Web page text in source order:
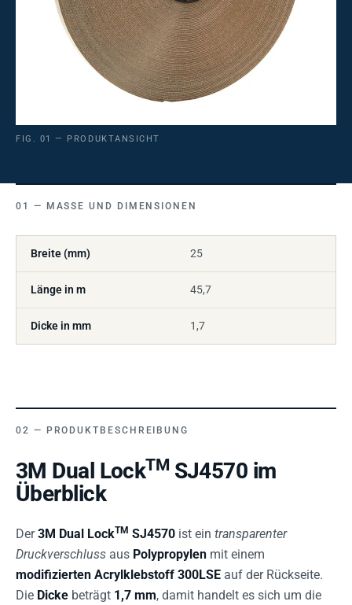
FIG. 01 — PRODUKTANSICHT
MASSE UND DIMENSIONEN
Breite (mm) 25
Länge in m 45,7
Dicke in mm 1,7
PRODUKTBESCHREIBUNG
3M Dual LockTM SJ4570 im
Überblick
Der3M Dual LockTM SJ4570 ist ein transparenter
Druckverschluss aus Polypropylen mit einem
modifizierten Acrylklebstoff 300LSE auf der Rückseite.
Die Dicke beträgt 1,7 mm, damit handelt es sich um die